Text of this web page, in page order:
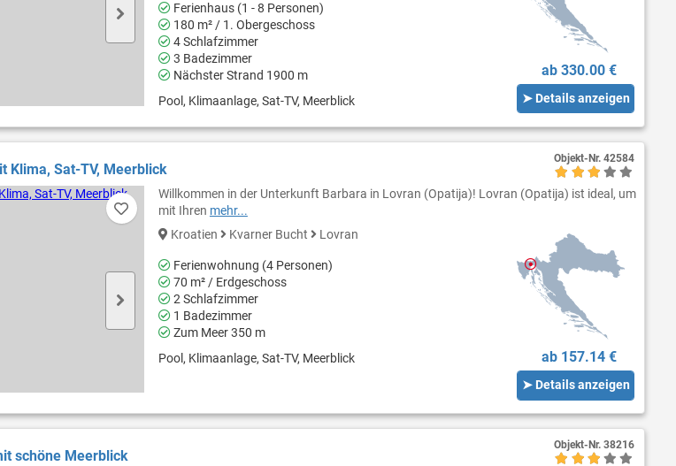
Ferienhaus (1 - 8 Personen)
180 m² / 1. Obergeschoss
4 Schlafzimmer
3 Badezimmer
Nächster Strand 1900 m
Pool, Klimaanlage, Sat-TV, Meerblick
ab 330.00 €
➤ Details anzeigen
Klima, Sat-TV, Meerblick
Willkommen in der Unterkunft Barbara in Lovran (Opatija)! Lovran (Opatija) ist ideal, um
mit Ihren mehr...
Kroatien
Kvarner Bucht Lovran
Ferienwohnung (4 Personen)
70 m² / Erdgeschoss
2 Schlafzimmer
1 Badezimmer
Zum Meer 350 m
Pool, Klimaanlage, Sat-TV, Meerblick
ab 157.14 €
➤ Details anzeigen
Objekt-Nr. 42584
schöne Meerblick
Objekt-Nr. 38216